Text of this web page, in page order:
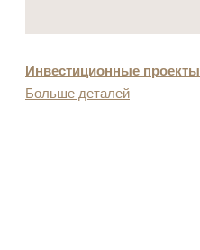
Инвестиционные проекты
Больше деталей